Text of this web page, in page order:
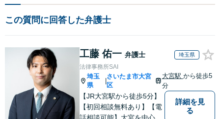
この質問に回答した弁護士
工藤 佑一 弁護士 埼玉県
法律事務所SAI
埼玉
県
さいたま市大宮
区
大宮駅 から徒歩5
分
【JR大宮駅から徒歩5分】
【初回相談無料あり】【電
話相談可能】大宮を中心
詳細を見
る